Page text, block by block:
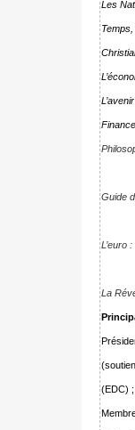
Les
Guide
L’euro
La
(EDC) ;